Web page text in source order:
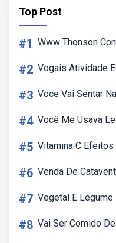
Top Post
#1 Www Thonson
#2 Vogais Atividade
#3 Voce Vai Sentar
#4 Você Me Usava
#5 Vitamina C
#6 Venda De
#7 Vegetal E
#8 Vai Ser Comido